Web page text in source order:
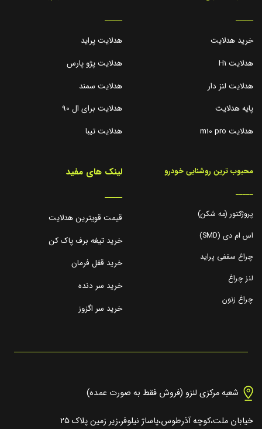
_____
خرید هدلایت
هدلایت H1
هدلایت لنز دار
پایه هدلایت
هدلایت m10 pro
_____
هدلایت پراید
هدلایت پژو پارس
هدلایت سمند
هدلایت برای ال 90
هدلایت تیبا
محبوب ترین روشنایی خودرو
_____
پروژکتور (مه شکن)
اس ام دی (SMD)
چراغ سقفی پراید
لنز چراغ
چراغ زنون
لینک های مفید
_____
قیمت قویترین هدلایت
خرید تیغه برف پاک کن
خرید قفل فرمان
خرید سر دنده
خرید سر اگزوز
شعبه مرکزی لنزو (فروش فقط به صورت عمده)
خیابان ملت،کوچه آذرطوس،پاساژ نیلوفر،زیر زمین پلاک ۲۵